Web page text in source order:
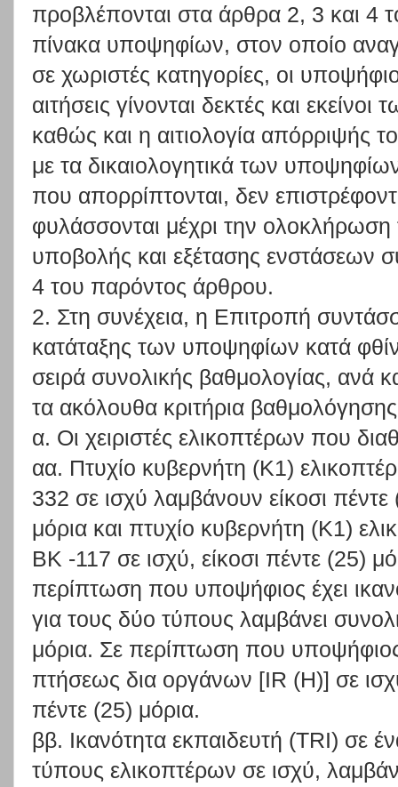
προβλέπονται στα άρθρα 2, 3 και 4
πίνακα υποψηφίων, στον οποίο
σε χωριστές κατηγορίες, οι
αιτήσεις γίνονται δεκτές και
καθώς και η αιτιολογία απόρριψής
με τα δικαιολογητικά των
που απορρίπτονται, δεν
φυλάσσονται μέχρι την ολοκλήρωση
υποβολής και εξέτασης ενστάσεων
4 του παρόντος άρθρου.
2. Στη συνέχεια, η Επιτροπή
κατάταξης των υποψηφίων κατά
σειρά συνολικής βαθμολογίας, ανά
τα ακόλουθα κριτήρια
α. Οι χειριστές ελικοπτέρων που
αα. Πτυχίο κυβερνήτη (Κ1)
332 σε ισχύ λαμβάνουν είκοσι πέντε
μόρια και πτυχίο κυβερνήτη (Κ1)
ΒΚ -117 σε ισχύ, είκοσι πέντε (25)
περίπτωση που υποψήφιος έχει
για τους δύο τύπους λαμβάνει
μόρια. Σε περίπτωση που υποψήφιος
πτήσεως δια οργάνων [IR (Η)] σε
πέντε (25) μόρια.
ββ. Ικανότητα εκπαιδευτή (TRI) σε
τύπους ελικοπτέρων σε ισχύ,